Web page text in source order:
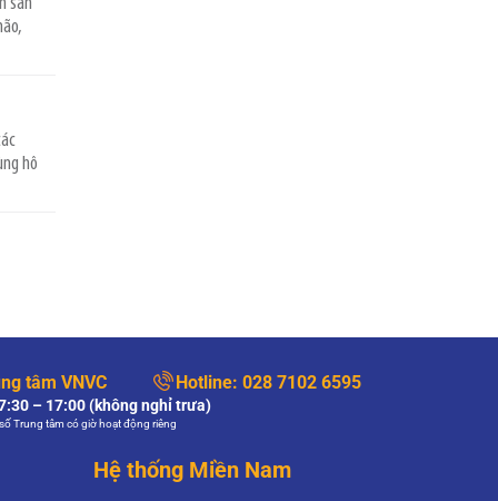
hô
tâm VNVC Hotline: 028 7102 6595
– 17:00 (không nghỉ trưa)
Trung tâm có giờ hoạt động riêng
Hệ thống Miền Nam